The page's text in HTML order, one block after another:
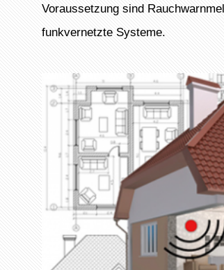
Voraussetzung sind
funkvernetzte Systeme.